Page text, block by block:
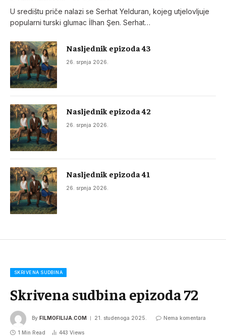
U središtu priče nalazi se Serhat Yelduran, kojeg utjelovljuje
popularni turski glumac İlhan Şen. Serhat…
Nasljednik epizoda 43
26. srpnja 2026.
Nasljednik epizoda 42
26. srpnja 2026.
Nasljednik epizoda 41
26. srpnja 2026.
SKRIVENA SUDBINA
Skrivena sudbina epizoda 72
By FILMOFILIJA.COM 21. studenoga 2025. Nema komentara
1 Min Read 443 Views